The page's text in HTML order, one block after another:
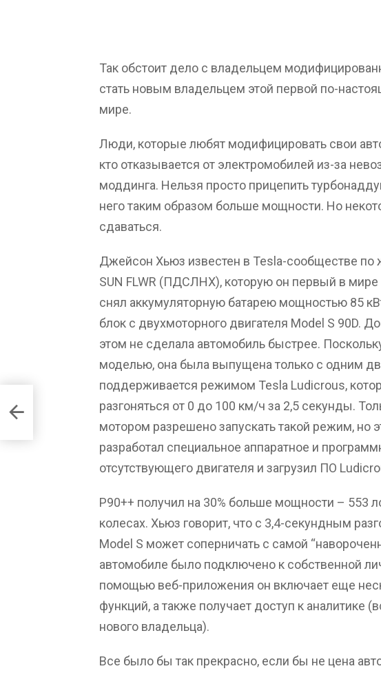
Так обстоит дело с владельцем
стать новым владельцем этой первой по-
мире.
Люди, которые любят модифицировать свои
кто отказывается от электромобилей из-за
моддинга. Нельзя просто прицепить
него таким образом больше мощности. Но
сдаваться.
Джейсон Хьюз известен в Tesla-сообществе по
SUN FLWR (ПДСЛНХ), которую он первый в
снял аккумуляторную батарею мощностью 85
блок с двухмоторного двигателя Model S 90D.
этом не сделала автомобиль быстрее.
моделью, она была выпущена только с одним
поддерживается режимом Tesla Ludicrous,
разгоняться от 0 до 100 км/ч за 2,5 секунды.
мотором разрешено запускать такой режим, но
разработал специальное аппаратное и
отсутствующего двигателя и загрузил ПО
P90++ получил на 30% больше мощности – 553
колесах. Хьюз говорит, что с 3,4-секундным
Model S может соперничать с самой
автомобиле было подключено к собственной
помощью веб-приложения он включает еще
функций, а также получает доступ к аналитике
нового владельца).
Все было бы так прекрасно, если бы не цена